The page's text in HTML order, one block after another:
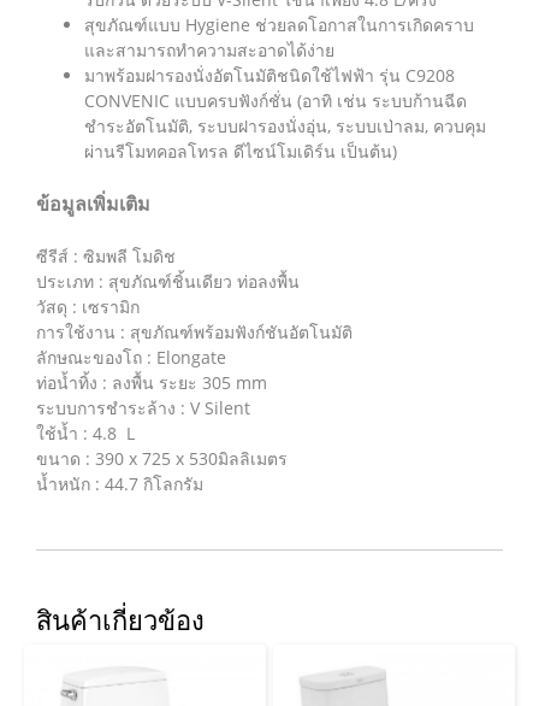
สุขภัณฑ์แบบ Hygiene ช่วยลดโอกาสในการเกิดคราบ
และสามารถทำความสะอาดได้ง่าย
มาพร้อมฝารองนั่งอัตโนมัติชนิดใช้ไฟฟ้า รุ่น C9208
CONVENIC แบบครบฟังก์ชั่น (อาทิ เช่น ระบบก้านฉีด
ชำระอัตโนมัติ, ระบบฝารองนั่งอุ่น, ระบบเป่าลม, ควบคุม
ผ่านรีโมทคอลโทรล ดีไซน์โมเดิร์น เป็นต้น)
ข้อมูลเพิ่มเติม
ซีรีส์ : ซิมพลี โมดิช
ประเภท : สุขภัณฑ์ชิ้นเดียว ท่อลงพื้น
วัสดุ : เซรามิก
การใช้งาน : สุขภัณฑ์พร้อมฟังก์ชันอัตโนมัติ
ลักษณะของโถ : Elongate
ท่อน้ำทิ้ง : ลงพื้น ระยะ 305 mm
ระบบการชำระล้าง : V Silent
ใช้น้ำ : 4.8 L
ขนาด : 390 x 725 x 530มิลลิเมตร
น้ำหนัก : 44.7 กิโลกรัม
สินค้าเกี่ยวข้อง